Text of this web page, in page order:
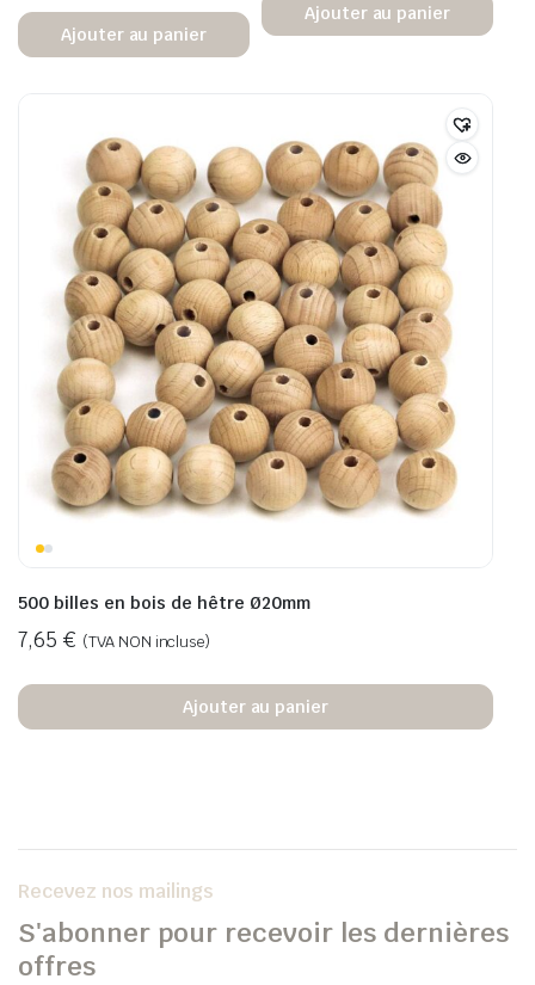
Ajouter au panier
Ajouter au panier
500 billes en bois de hêtre Ø20mm
7,65 € (TVA NON incluse)
Ajouter au panier
Recevez nos mailings
S'abonner pour recevoir les dernières
offres